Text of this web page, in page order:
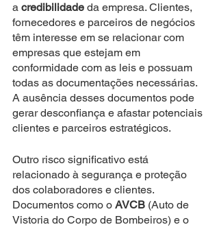
a credibilidade da empresa. Clientes,
fornecedores e parceiros de negócios
têm interesse em se relacionar com
empresas que estejam em
conformidade com as leis e possuam
todas as documentações necessárias.
A ausência desses documentos pode
gerar desconfiança e afastar potenciais
clientes e parceiros estratégicos.
Outro risco significativo está
relacionado à segurança e proteção
dos colaboradores e clientes.
Documentos como o AVCB (Auto de
Vistoria do Corpo de Bombeiros) e o